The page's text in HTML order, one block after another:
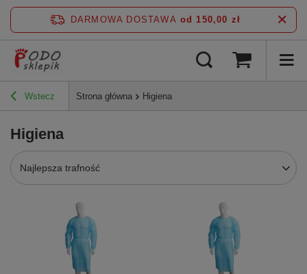
DARMOWA DOSTAWA od 150,00 zł
Wstecz Strona główna Higiena
Higiena
Najlepsza trafność